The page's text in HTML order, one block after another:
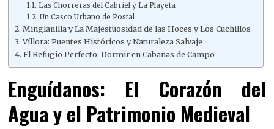
Las Chorreras del Cabriel y La Playeta
Un Casco Urbano de Postal
Minglanilla y La Majestuosidad de las Hoces y Los Cuchillos
Víllora: Puentes Históricos y Naturaleza Salvaje
El Refugio Perfecto: Dormir en Cabañas de Campo
Enguídanos: El Corazón del
Agua y el Patrimonio Medieval